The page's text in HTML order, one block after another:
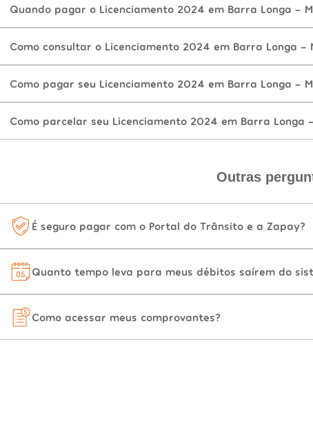
Quando pagar o Licenciamento 2024 em Barra Longa -
Como consultar o Licenciamento 2024 em Barra Longa -
Como pagar seu Licenciamento 2024 em Barra Longa -
Como parcelar seu Licenciamento 2024 em Barra Longa
Outras
É seguro pagar com o Portal do Trânsito e a Zapay?
Quanto tempo leva para meus débitos saírem do
Como acessar meus comprovantes?